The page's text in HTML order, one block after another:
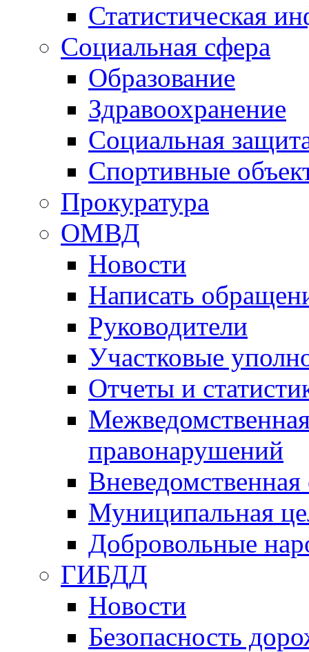
Статистическая
Социальная сфера
Образование
Здравоохранение
Социальная
Спортивные
Прокуратура
ОМВД
Новости
Написать
Руководители
Участковые
Отчеты и
правонарушений
Вневедомственная
Муниципальная
Добровольные
ГИБДД
Новости
Безопасность